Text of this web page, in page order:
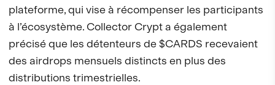
plateforme, qui vise à récompenser les participants
à l’écosystème. Collector Crypt a également
précisé que les détenteurs de $CARDS recevaient
des airdrops mensuels distincts en plus des
distributions trimestrielles.